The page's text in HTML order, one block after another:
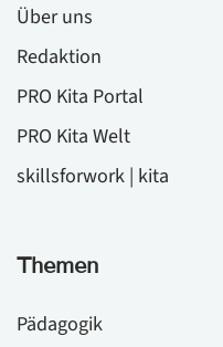
Über uns
Redaktion
PRO Kita Portal
PRO Kita Welt
skillsforwork | kita
Themen
Pädagogik